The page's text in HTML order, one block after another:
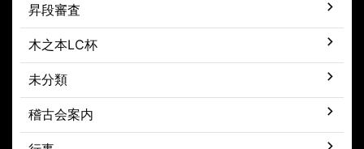
昇段審査
木之本LC杯
未分類
稽古会案内